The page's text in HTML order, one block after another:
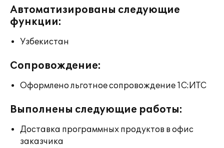
Автоматизированы следующие
функции:
Узбекистан
Сопровождение:
Оформлено льготное сопровождение 1С:ИТС
Выполнены следующие работы:
Доставка программных продуктов в офис
заказчика